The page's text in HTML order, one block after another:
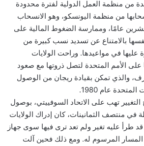
من منظمة العمل الدولية لفترة محدودة
من منظمة اليونسكو، وهو الانسحاب
عامًا، وممارسة الضغوط المالية على
بالامتناع عن تسديد نسب كبيرة من
عليها في مواعيدها. وراحت الولايات
الأمم المتحدة لتصل ذروتها مع صعود
والذي تمكن بقيادة ريجان من الوصول
عام 1980.
التغيير تهب على الاتحاد السوفييتي، بوصول
منتصف الثمانينات، كان إدراك الولايات
قد طرأ عليه تغير ولم تعد ترى فيها سوى جهاز
المرسوم له. ومع ذلك فحين آلت